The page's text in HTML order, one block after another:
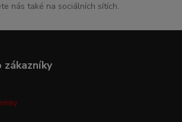
nás také na sociálních sítích.